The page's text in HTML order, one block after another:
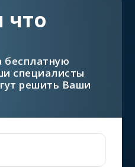
что
бесплатную
специалисты
решить Ваши